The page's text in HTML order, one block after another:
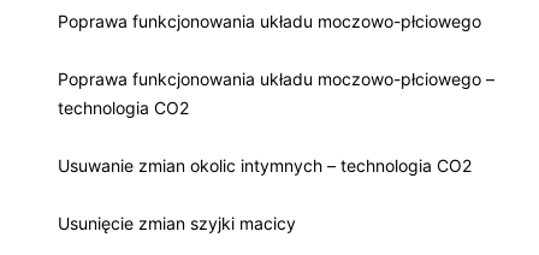
Poprawa funkcjonowania układu moczowo-płciowego
Poprawa funkcjonowania układu moczowo-płciowego –
technologia CO2
Usuwanie zmian okolic intymnych – technologia CO2
Usunięcie zmian szyjki macicy